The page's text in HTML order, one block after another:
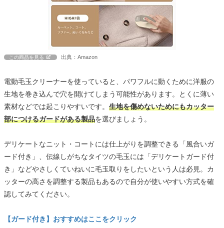
この商品を見る 出典：Amazon
電動毛玉クリーナーを使っていると、パワフルに動くために洋服の
生地を巻き込んで穴を開けてしまう可能性があります。とくに薄い
素材などでは起こりやすいです。 生地を傷めないためにもカッター
部につけるガードがある製品を選びましょう。
デリケートなニット・コートには仕上がりを調整できる「風合いガ
ード付き」、伝線しがちなタイツの毛玉には「デリケートガード付
き」などやさしくていねいに毛玉取りをしたいという人は必見。カ
ッターの高さを調整する製品もあるので自分が使いやすい方式を確
認してみてください。
【ガード付き】おすすめはここをクリック